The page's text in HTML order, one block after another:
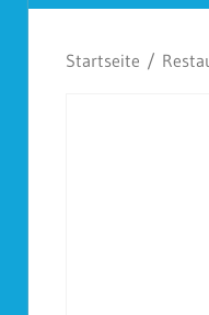
Koplescht
Startseite /